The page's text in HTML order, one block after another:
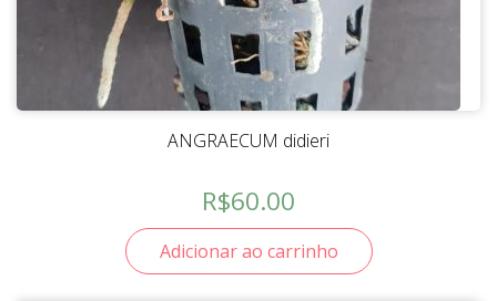
ANGRAECUM didieri
R$60.00
Adicionar ao carrinho